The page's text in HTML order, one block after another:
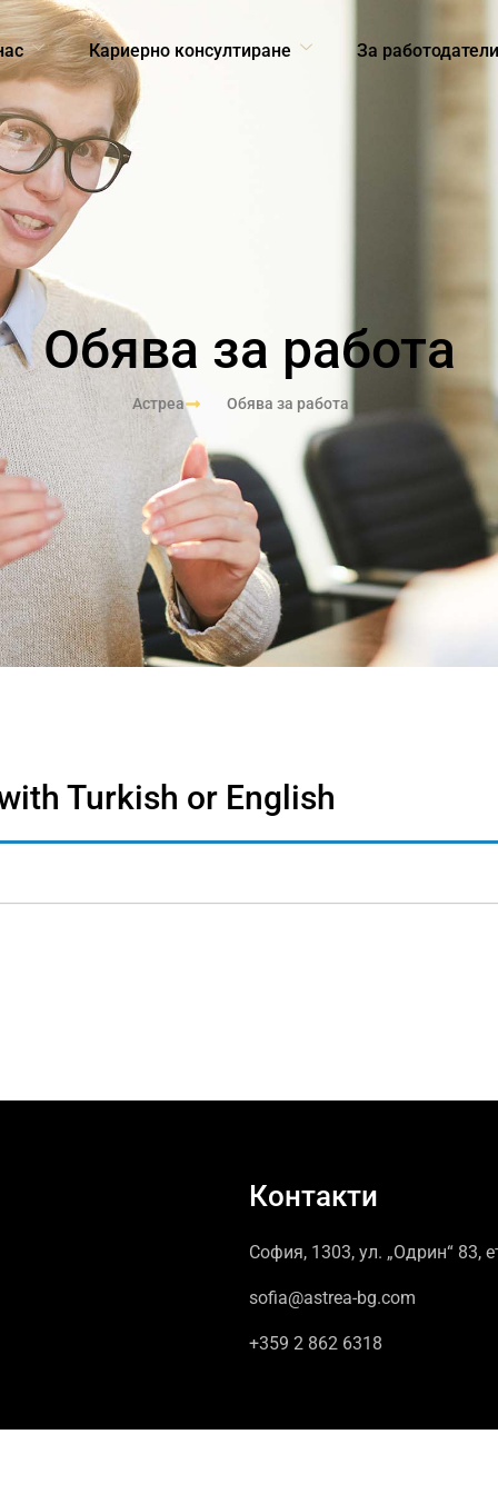
Кариерно консултиране За работодатели
Обява за работа
Астреа Обява за работа
Turkish or English
Контакти
София, 1303, ул. „Одрин“ 83,
sofia@astrea-bg.com
+359 2 862 6318